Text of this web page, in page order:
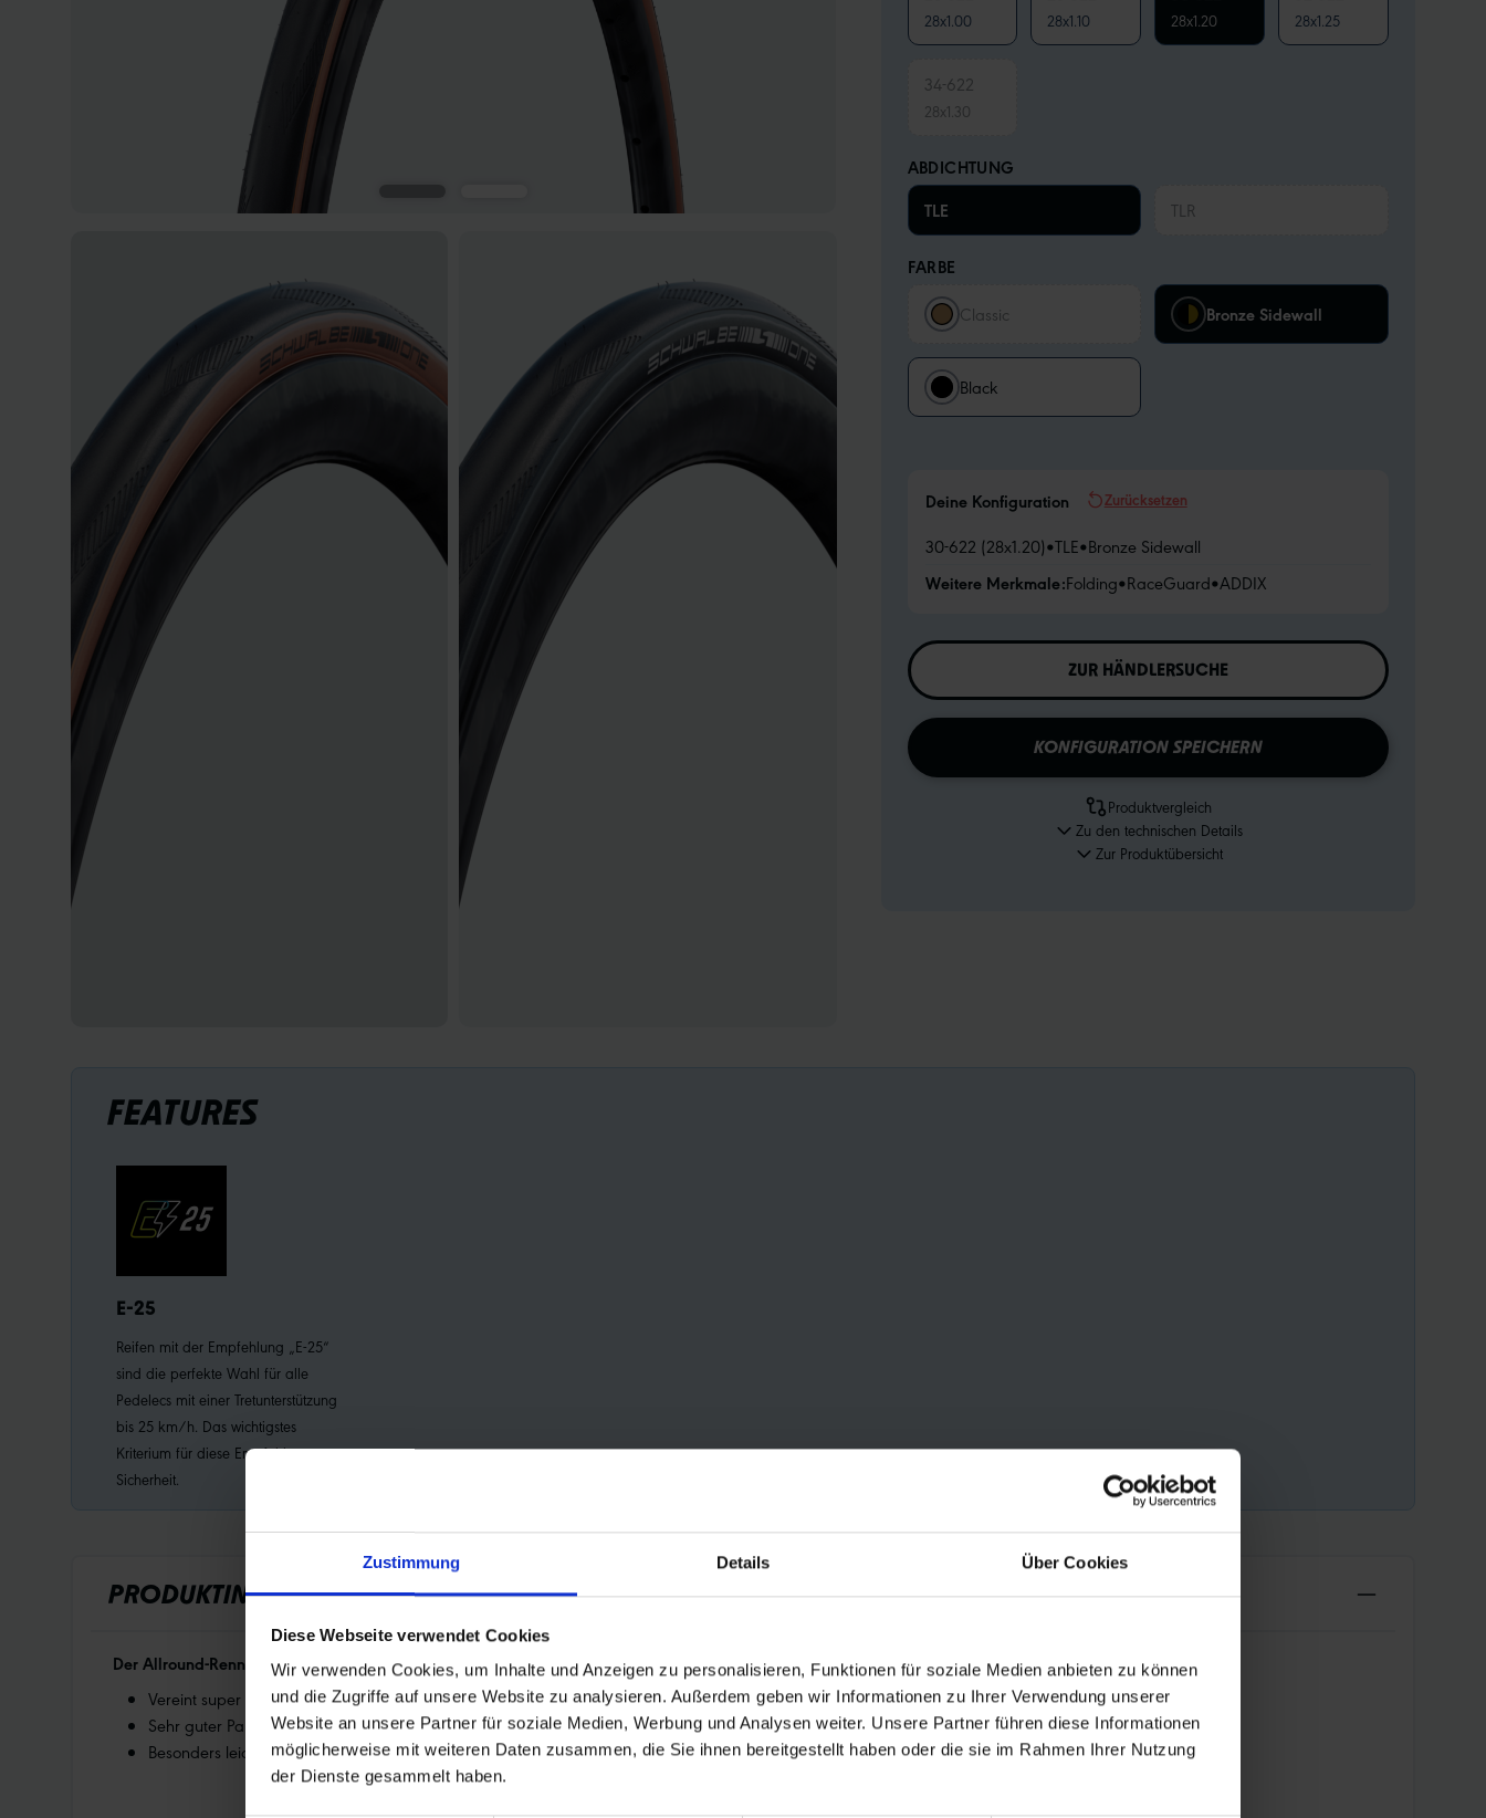
Zustimmung Details Über Cookies
Diese Webseite verwendet Cookies
Wir verwenden Cookies, um Inhalte und Anzeigen zu personalisieren, Funktionen für soziale Medien anbieten zu können
und die Zugriffe auf unsere Website zu analysieren. Außerdem geben wir Informationen zu Ihrer Verwendung unserer
Website an unsere Partner für soziale Medien, Werbung und Analysen weiter. Unsere Partner führen diese Informationen
möglicherweise mit weiteren Daten zusammen, die Sie ihnen bereitgestellt haben oder die sie im Rahmen Ihrer Nutzung
der Dienste gesammelt haben.
28x1.00 28x1.10 28x1.20 28x1.25
34-622
28x1.30
ABDICHTUNG
TLE
TLR
FARBE
Classic Bronze Sidewall
Black
Deine Konfiguration Zurücksetzen
30-622 (28x1.20)•TLE•Bronze Sidewall
Weitere Merkmale:Folding•RaceGuard•ADDIX
ZUR HÄNDLERSUCHE
KONFIGURATION SPEICHERN
Produktvergleich
Zu den technischen Details
Zur Produktübersicht
FEATURES
E-25
Reifen mit der Empfehlung „E-25“
sind die perfekte Wahl für alle
Pedelecs mit einer Tretunterstützung
bis 25 km/h. Das wichtigstes
Kriterium für diese Empfehlung:
Sicherheit.
PRODUKTINFORMATIONEN
Der Allround-Rennradreifen
Vereint super Grip und sehr hohe Haltbarkeit
Sehr guter Pannenschutz dank RaceGuard und Microskin Karkasse
Besonders leichte Tubeless-Montag